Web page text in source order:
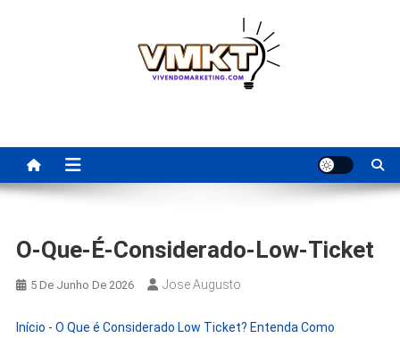
Para Revenda | Vivendo
Marketing
O-Que-É-Considerado-Low-Ticket
5 De Junho De 2026 Jose Augusto
Início - O Que é Considerado Low Ticket? Entenda Como